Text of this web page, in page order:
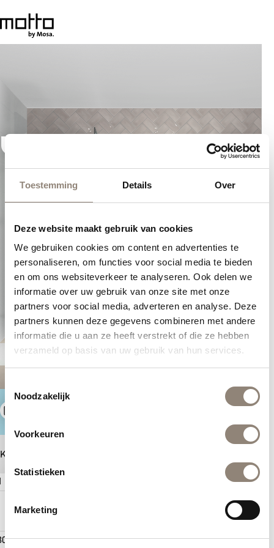
Toestemming Details Over
Deze website maakt gebruik van cookies
We gebruiken cookies om content en advertenties te
personaliseren, om functies voor social media te bieden
en om ons websiteverkeer te analyseren. Ook delen we
informatie over uw gebruik van onze site met onze
partners voor social media, adverteren en analyse. Deze
partners kunnen deze gegevens combineren met andere
informatie die u aan ze heeft verstrekt of die ze hebben
verzameld op basis van uw gebruik van hun services.
Noodzakelijk
Voorkeuren
Statistieken
Marketing
Kies tegels voor jouw ideale badkamer
| Muur links
x60cm WandtegelGlanzend
Glanzend
€ 79,95(1594256)